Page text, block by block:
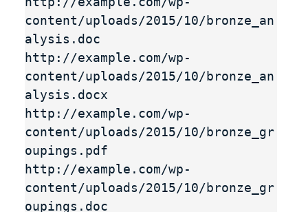
content/uploads/2015/10/bronze_an
alysis.doc
http://example.com/wp-
content/uploads/2015/10/bronze_an
alysis.docx
http://example.com/wp-
content/uploads/2015/10/bronze_gr
oupings.pdf
http://example.com/wp-
content/uploads/2015/10/bronze_gr
oupings.doc